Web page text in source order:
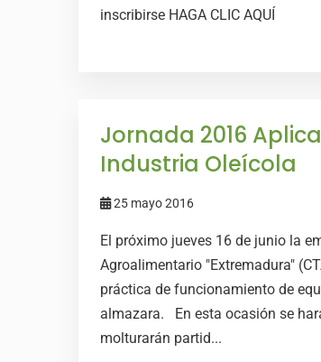
inscribirse HAGA CLIC AQUÍ
Jornada 2016
Industria Oleícola
25 mayo 2016
El próximo jueves 16 de junio la
Agroalimentario "Extremadura"
práctica de funcionamiento de
almazara. En esta ocasión se
molturarán partid...